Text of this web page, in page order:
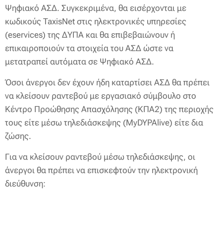
Ψηφιακό ΑΣΔ. Συγκεκριμένα, θα εισέρχονται με
κωδικούς TaxisNet στις ηλεκτρονικές υπηρεσίες
(eservices) της ΔΥΠΑ και θα επιβεβαιώνουν ή
επικαιροποιούν τα στοιχεία του ΑΣΔ ώστε να
μετατραπεί αυτόματα σε Ψηφιακό ΑΣΔ.
Όσοι άνεργοι δεν έχουν ήδη καταρτίσει ΑΣΔ θα πρέπει
να κλείσουν ραντεβού με εργασιακό σύμβουλο στο
Κέντρο Προώθησης Απασχόλησης (ΚΠΑ2) της περιοχής
τους είτε μέσω τηλεδιάσκεψης (MyDYPAlive) είτε δια
ζώσης.
Για να κλείσουν ραντεβού μέσω τηλεδιάσκεψης, οι
άνεργοι θα πρέπει να επισκεφτούν την ηλεκτρονική
διεύθυνση: